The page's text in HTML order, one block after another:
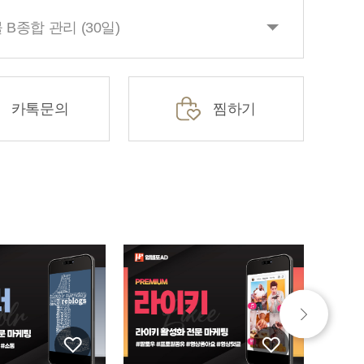
B종합 관리 (30일)
카톡문의